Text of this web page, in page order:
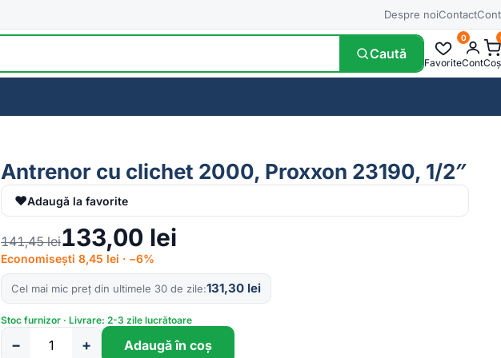
Despre noiContactCont
Caută
Favorite
0
ContCoș
Antrenor cu clichet 2000, Proxxon 23190, 1/2″
♥Adaugă la favorite
141,45lei133,00 lei
Economisești 8,45 lei · −6%
Cel mai mic preț din ultimele 30 de zile 131,30 lei
Stoc furnizor · Livrare: 2-3 zile lucrătoare
Cantitate
− + Adaugă în coș